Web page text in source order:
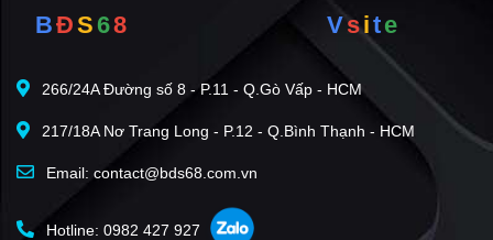
BĐS68 Vsite
266/24A Đường số 8 - P.11 - Q.Gò Vấp - HCM
217/18A Nơ Trang Long - P.12 - Q.Bình Thạnh - HCM
Email: contact@bds68.com.vn
Hotline: 0982 427 927